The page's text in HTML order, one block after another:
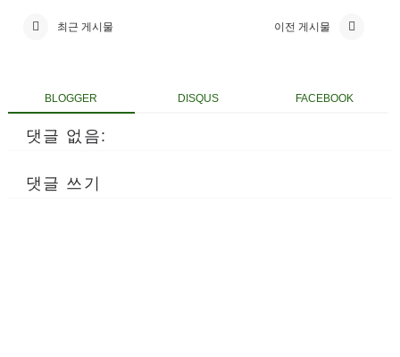
최근 게시물 이전 게시물
BLOGGER DISQUS FACEBOOK
댓글 없음:
댓글 쓰기